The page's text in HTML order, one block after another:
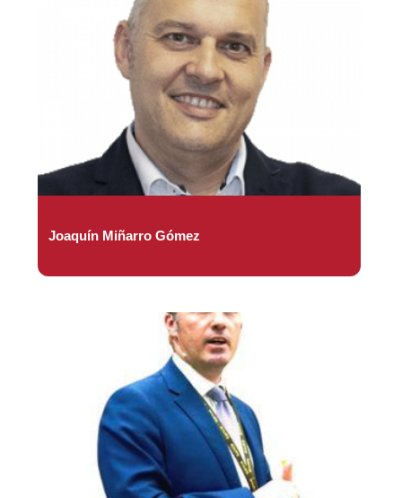
Joaquín Miñarro Gómez